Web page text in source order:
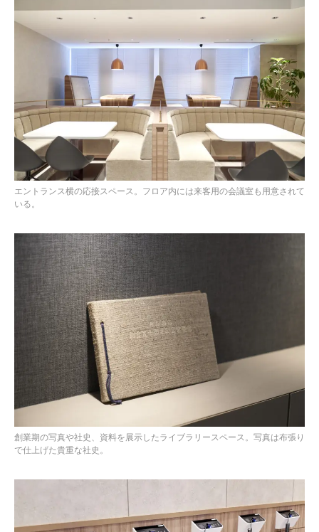
エントランス横の応接スペース。フロア内には来客用の会議室も用意されて
いる。
創業期の写真や社史、資料を展示したライブラリースペース。写真は布張り
で仕上げた貴重な社史。